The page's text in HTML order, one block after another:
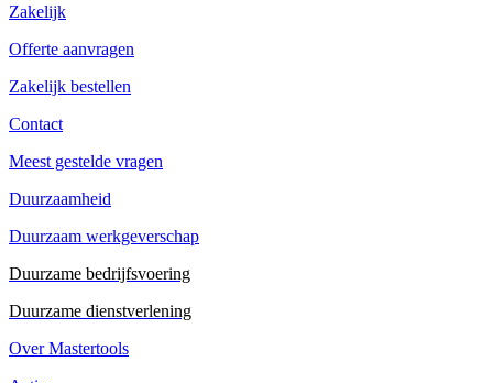
Zakelijk
Offerte aanvragen
Zakelijk bestellen
Contact
Meest gestelde vragen
Duurzaamheid
Duurzaam werkgeverschap
Duurzame bedrijfsvoering
Duurzame dienstverlening
Over Mastertools